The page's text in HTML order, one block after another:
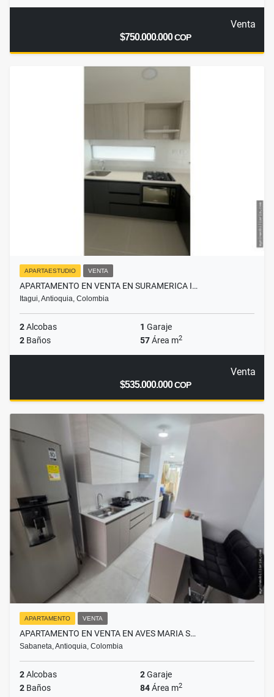
Venta
$750.000.000COP
APARTAESTUDIO VENTA
APARTAMENTO EN VENTA EN SURAMERICA I…
Itagui, Antioquia, Colombia
2Alcobas 1 Garaje
2 Baños 57Área m2
Venta
$535.000.000COP
APARTAMENTO VENTA
APARTAMENTO EN VENTA EN AVES MARIA S…
Sabaneta, Antioquia, Colombia
2Alcobas 2Garaje
2 Baños 84Área m2